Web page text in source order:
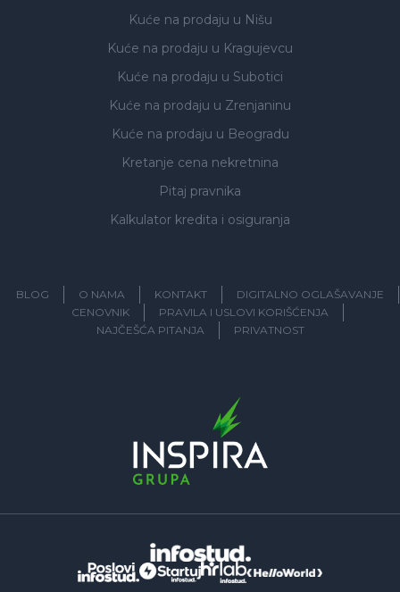
Kuće na prodaju u Nišu
Kuće na prodaju u Kragujevcu
Kuće na prodaju u Subotici
Kuće na prodaju u Zrenjaninu
Kuće na prodaju u Beogradu
Kretanje cena nekretnina
Pitaj pravnika
Kalkulator kredita i osiguranja
BLOG O NAMA KONTAKT
DIGITALNO OGLAŠAVANJE
CENOVNIK
PRAVILA I USLOVI KORIŠĆENJA
NAJČEŠĆA PITANJA
PRIVATNOST